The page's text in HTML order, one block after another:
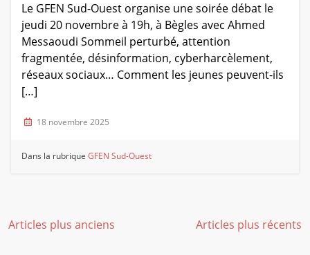
Le GFEN Sud-Ouest organise une soirée débat le
jeudi 20 novembre à 19h, à Bègles avec Ahmed
Messaoudi Sommeil perturbé, attention
fragmentée, désinformation, cyberharcèlement,
réseaux sociaux… Comment les jeunes peuvent-ils
[…]
18 novembre 2025
Dans la rubriqueGFEN Sud-Ouest
Navigation
Articles plus anciens Articles plus récents